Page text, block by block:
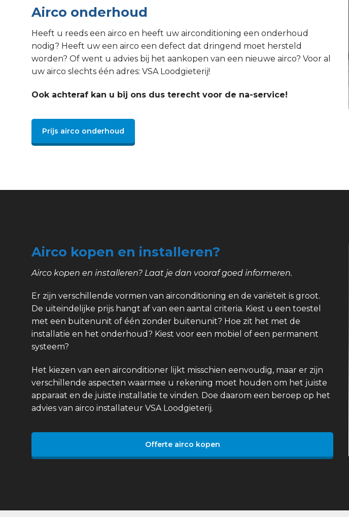
Airco onderhoud
Heeft u reeds een airco en heeft uw airconditioning een onderhoud
nodig? Heeft uw een airco een defect dat dringend moet hersteld
worden? Of went u advies bij het aankopen van een nieuwe airco? Voor al
uw airco slechts één adres: VSA Loodgieterij!
Ook achteraf kan u bij ons dus terecht voor de na-service!
Prijs airco onderhoud
Airco kopen en installeren?
Airco kopen en installeren? Laat je dan vooraf goed informeren.
Er zijn verschillende vormen van airconditioning en de variëteit is groot.
De uiteindelijke prijs hangt af van een aantal criteria. Kiest u een toestel
met een buitenunit of één zonder buitenunit? Hoe zit het met de
installatie en het onderhoud? Kiest voor een mobiel of een permanent
systeem?
Het kiezen van een airconditioner lijkt misschien eenvoudig, maar er zijn
verschillende aspecten waarmee u rekening moet houden om het juiste
apparaat en de juiste installatie te vinden. Doe daarom een beroep op het
advies van airco installateur VSA Loodgieterij.
Offerte airco kopen